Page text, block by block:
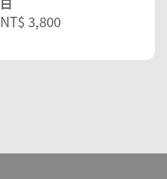
Regular
NT$ 3,800